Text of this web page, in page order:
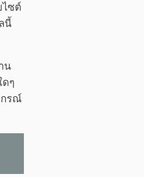
ไซต์
นี้
น
ๆ
กรณ์